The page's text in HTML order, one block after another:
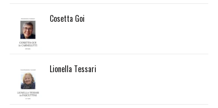
Cosetta Goi
Lionella Tessari